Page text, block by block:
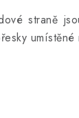
straně